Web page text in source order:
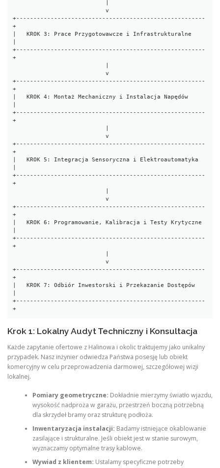
                           v
+-------------------------------------------------------
+
|   KROK 3: Prace Przygotowawcze i Infrastrukturalne
+-------------------------------------------------------
+
                           v
+-------------------------------------------------------
+
|   KROK 4: Montaż Mechaniczny i Instalacja Napędów
+-------------------------------------------------------
+
                           v
+-------------------------------------------------------
+
|   KROK 5: Integracja Sensoryczna i Elektroautomatyka
+-------------------------------------------------------
+
                           v
+-------------------------------------------------------
+
|   KROK 6: Programowanie, Kalibracja i Testy Krytyczne
+-------------------------------------------------------
+
                           v
+-------------------------------------------------------
+
|   KROK 7: Odbiór Inwestorski i Przekazanie Dostępów
+-------------------------------------------------------
Krok 1: Lokalny Audyt Techniczny i Konsultacja
Każde zapytanie ofertowe z Halinowa i okolic traktujemy jako unikalny
przypadek. Nasz inżynier odwiedza Państwa posesję lub obiekt
komercyjny w celu przeprowadzenia darmowej, szczegółowej wizji
lokalnej.
Pomiary geometryczne: Dokładnie mierzymy światło wjazdu,
wysokość nadproża w garażu, przestrzeń boczną potrzebną
dla skrzydeł bramy oraz strukturę podłoża.
Inwentaryzacja instalacji: Badamy istniejące okablowanie
zasilające i strukturalne. Jeśli obiekt jest w stanie surowym,
wyznaczamy optymalne trasy kablowe.
Wywiad z klientem: Ustalamy specyficzne potrzeby